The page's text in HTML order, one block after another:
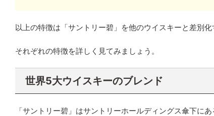
以上の特徴は「サントリー碧」を他のウイスキーと差別
それぞれの特徴を詳しく見てみましょう。
世界5大ウイスキーのブレンド
「サントリー碧」はサントリーホールディングス傘下にあ